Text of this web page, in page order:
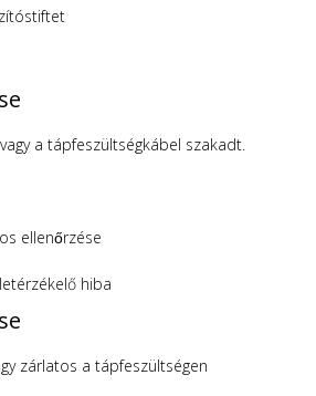
a tápfeszültségkábel szakadt.
ellenőrzése
hiba
zárlatos a tápfeszültségen